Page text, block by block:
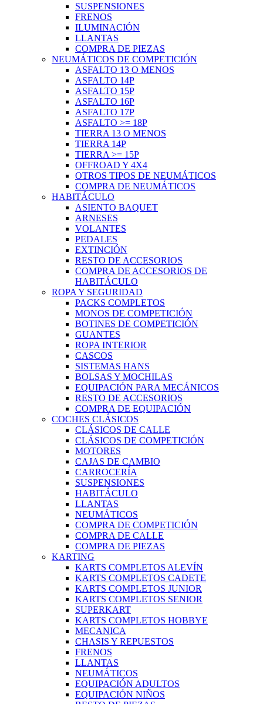
SUSPENSIONES
FRENOS
ILUMINACIÓN
LLANTAS
COMPRA DE PIEZAS
NEUMÁTICOS DE COMPETICIÓN
ASFALTO 13 O MENOS
ASFALTO 14P
ASFALTO 15P
ASFALTO 16P
ASFALTO 17P
ASFALTO >= 18P
TIERRA 13 O MENOS
TIERRA 14P
TIERRA >= 15P
OFFROAD Y 4X4
OTROS TIPOS DE NEUMÁTICOS
COMPRA DE NEUMÁTICOS
HABITÁCULO
ASIENTO BAQUET
ARNESES
VOLANTES
PEDALES
EXTINCIÓN
RESTO DE ACCESORIOS
COMPRA DE ACCESORIOS DE
HABITÁCULO
ROPA Y SEGURIDAD
PACKS COMPLETOS
MONOS DE COMPETICIÓN
BOTINES DE COMPETICIÓN
GUANTES
ROPA INTERIOR
CASCOS
SISTEMAS HANS
BOLSAS Y MOCHILAS
EQUIPACIÓN PARA MECÁNICOS
RESTO DE ACCESORIOS
COMPRA DE EQUIPACIÓN
COCHES CLÁSICOS
CLÁSICOS DE CALLE
CLÁSICOS DE COMPETICIÓN
MOTORES
CAJAS DE CAMBIO
CARROCERÍA
SUSPENSIONES
HABITÁCULO
LLANTAS
NEUMÁTICOS
COMPRA DE COMPETICIÓN
COMPRA DE CALLE
COMPRA DE PIEZAS
KARTING
KARTS COMPLETOS ALEVÍN
KARTS COMPLETOS CADETE
KARTS COMPLETOS JUNIOR
KARTS COMPLETOS SENIOR
SUPERKART
KARTS COMPLETOS HOBBYE
MECANICA
CHASIS Y REPUESTOS
FRENOS
LLANTAS
NEUMÁTICOS
EQUIPACIÓN ADULTOS
EQUIPACIÓN NIÑOS